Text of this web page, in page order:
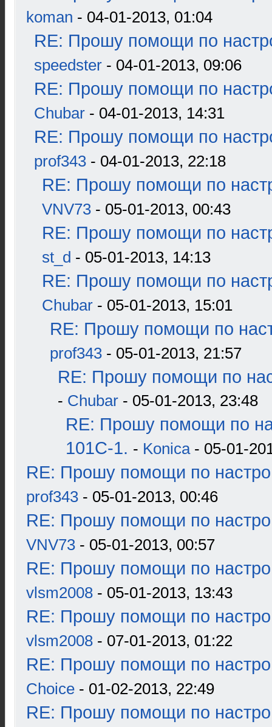
koman - 04-01-2013, 01:04
RE: Прошу помощи по
speedster - 04-01-2013, 09:06
RE: Прошу помощи по
Chubar - 04-01-2013, 14:31
RE: Прошу помощи по
prof343 - 04-01-2013, 22:18
RE: Прошу помощи по
VNV73 - 05-01-2013, 00:43
RE: Прошу помощи по
st_d - 05-01-2013, 14:13
RE: Прошу помощи по
Chubar - 05-01-2013, 15:01
RE: Прошу помощи по
prof343 - 05-01-2013, 21:57
RE: Прошу помощи по
- Chubar - 05-01-2013, 23:48
RE: Прошу помощи по
101С-1. - Konica- 05-01-
RE: Прошу помощи по
prof343 - 05-01-2013, 00:46
RE: Прошу помощи по
VNV73 - 05-01-2013, 00:57
RE: Прошу помощи по
vlsm2008 - 05-01-2013, 13:43
RE: Прошу помощи по
vlsm2008 - 07-01-2013, 01:22
RE: Прошу помощи по
Choice - 01-02-2013, 22:49
RE: Прошу помощи по